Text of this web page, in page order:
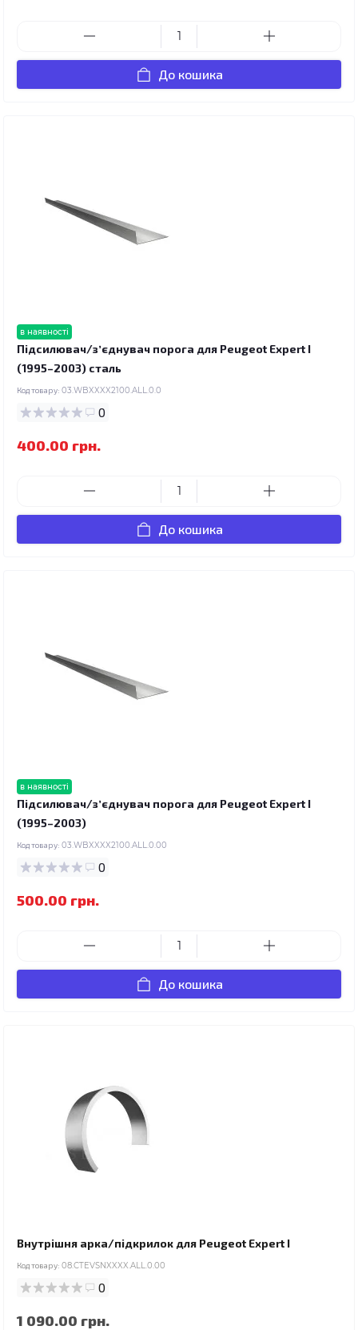
До кошика
в наявності
Підсилювач/зʼєднувач порога для Peugeot Expert I
(1995–2003) сталь
Код товару: 03.WBXXXX2100.ALL.0.0
0
400.00 грн.
До кошика
в наявності
Підсилювач/зʼєднувач порога для Peugeot Expert I
(1995–2003)
Код товару: 03.WBXXXX2100.ALL.0.00
0
500.00 грн.
До кошика
Внутрішня арка/підкрилок для Peugeot Expert I
Код товару: 08.CTEVSNXXXX.ALL.0.00
0
1 090.00 грн.